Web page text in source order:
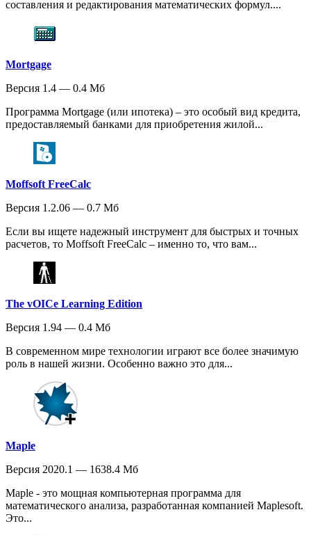
составления и редактирования математических формул....
Mortgage
Версия 1.4 — 0.4 Мб
Программа Mortgage (или ипотека) – это особый вид кредита,
предоставляемый банками для приобретения жилой...
Moffsoft FreeCalc
Версия 1.2.06 — 0.7 Мб
Если вы ищете надежный инструмент для быстрых и точных
расчетов, то Moffsoft FreeCalc – именно то, что вам...
The vOICe Learning Edition
Версия 1.94 — 0.4 Мб
В современном мире технологии играют все более значимую
роль в нашей жизни. Особенно важно это для...
Maple
Версия 2020.1 — 1638.4 Мб
Maple - это мощная компьютерная программа для
математического анализа, разработанная компанией Maplesoft.
Это...